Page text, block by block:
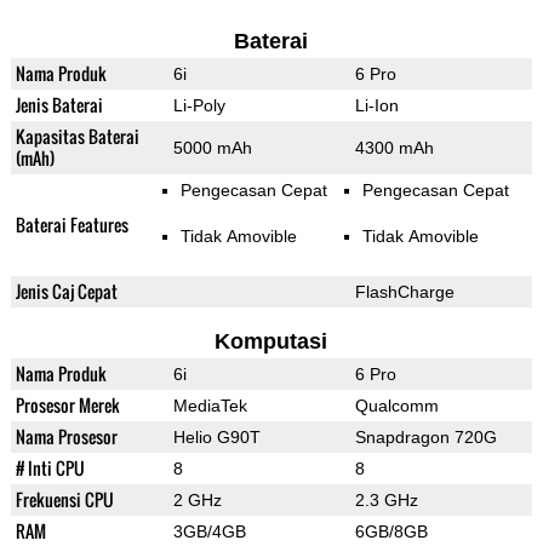
Baterai
Nama Produk 6i 6 Pro
Jenis Baterai Li-Poly Li-Ion
Kapasitas Baterai
(mAh)
5000 mAh 4300 mAh
Baterai Features
Pengecasan Cepat
Tidak Amovible
Pengecasan Cepat
Tidak Amovible
Jenis Caj Cepat FlashCharge
Komputasi
Nama Produk 6i 6 Pro
Prosesor Merek MediaTek Qualcomm
Nama Prosesor Helio G90T Snapdragon 720G
# Inti CPU 8 8
Frekuensi CPU 2 GHz 2.3 GHz
RAM 3GB/4GB 6GB/8GB